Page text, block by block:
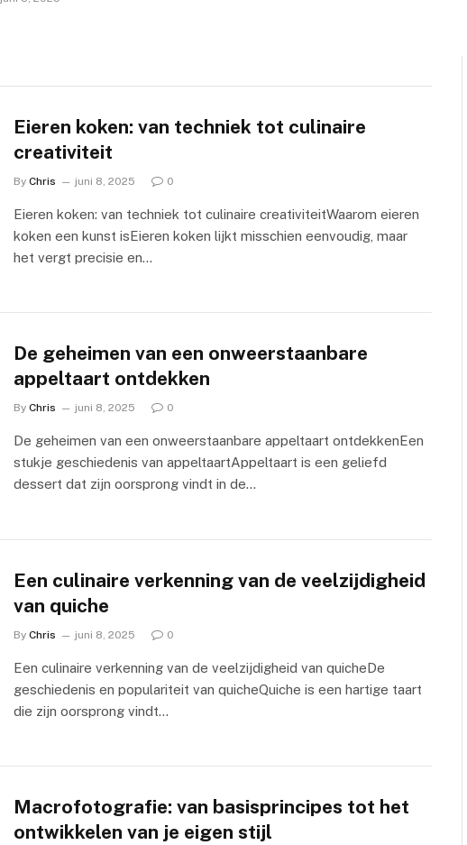
Eieren koken: van techniek tot culinaire
creativiteit
By Chris juni 8, 2025 0
Eieren koken: van techniek tot culinaire creativiteitWaarom eieren
koken een kunst isEieren koken lijkt misschien eenvoudig, maar
het vergt precisie en…
De geheimen van een onweerstaanbare
appeltaart ontdekken
By Chris juni 8, 2025 0
De geheimen van een onweerstaanbare appeltaart ontdekkenEen
stukje geschiedenis van appeltaartAppeltaart is een geliefd
dessert dat zijn oorsprong vindt in de…
Een culinaire verkenning van de veelzijdigheid
van quiche
By Chris juni 8, 2025 0
Een culinaire verkenning van de veelzijdigheid van quicheDe
geschiedenis en populariteit van quicheQuiche is een hartige taart
die zijn oorsprong vindt…
Macrofotografie: van basisprincipes tot het
ontwikkelen van je eigen stijl